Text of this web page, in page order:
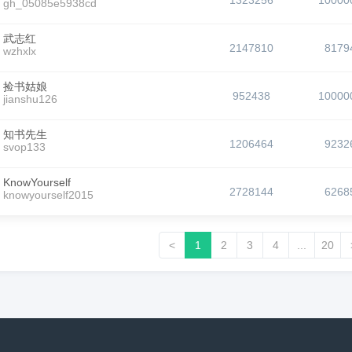
gh_05085e5938cd
武志红
wzhxlx
2147810
捡书姑娘
jianshu126
952438
知书先生
svop133
1206464
KnowYourself
knowyourself2015
2728144
< 1 2 3 4 20